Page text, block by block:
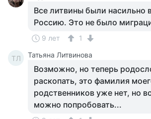
Все литвины были насильно
Россию. Это не было
9 лет 1
ТЛ Татьяна Литвинова
Возможно, но теперь
раскопать, это фамилия
родственников уже нет, но
можно попробовать...